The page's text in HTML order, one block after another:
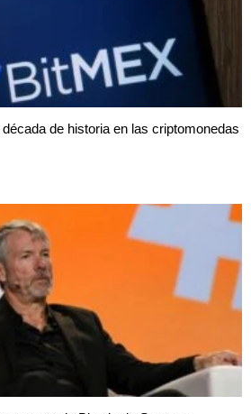
de historia en las criptomonedas